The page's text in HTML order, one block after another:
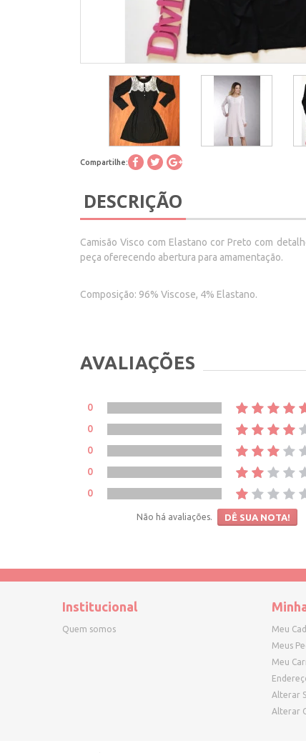
Compartilhe:
DESCRIÇÃO
Camisão Visco com Elastano cor Preto com
peça oferecendo abertura para amamentação.
Composição: 96% Viscose, 4% Elastano.
AVALIAÇÕES
0
0
0
0
0
Não há avaliações. DÊ SUA NOTA!
Institucional
Quem somos
Meu
Meus
Meu
Alterar
Alterar